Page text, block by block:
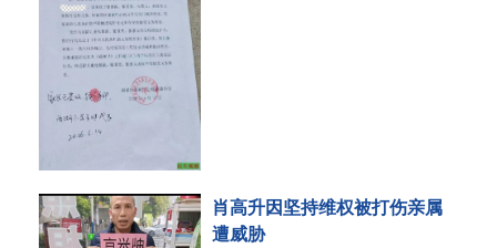
肖高升因坚持维权被打伤亲属
遭威胁